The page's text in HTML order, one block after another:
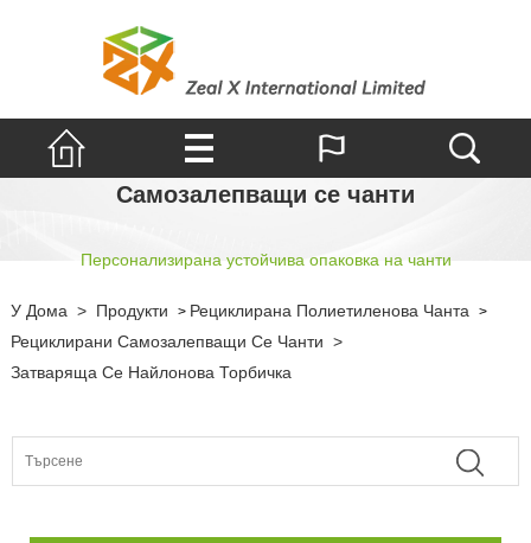
Самозалепващи се чанти
Персонализирана устойчива опаковка на чанти
У Дома > Продукти > Рециклирана Полиетиленова Чанта >
Рециклирани Самозалепващи Се Чанти >
Затваряща Се Найлонова Торбичка